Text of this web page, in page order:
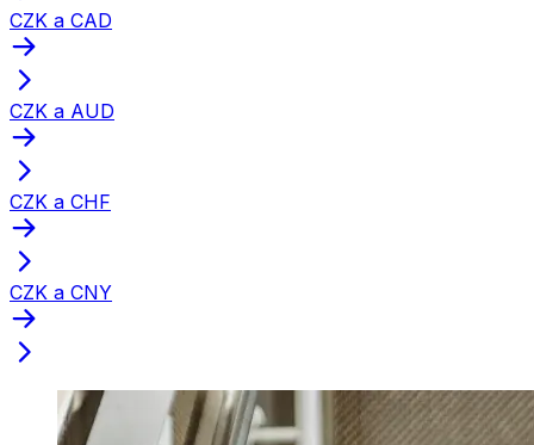
CZK a CAD
CZK a AUD
CZK a CHF
CZK a CNY